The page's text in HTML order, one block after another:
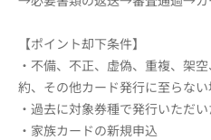
【ポイント却下条件】
・不備、不正、虚偽、重複、架
約、その他カード発行に至らな
・過去に対象券種で発行いただ
・家族カードの新規申込